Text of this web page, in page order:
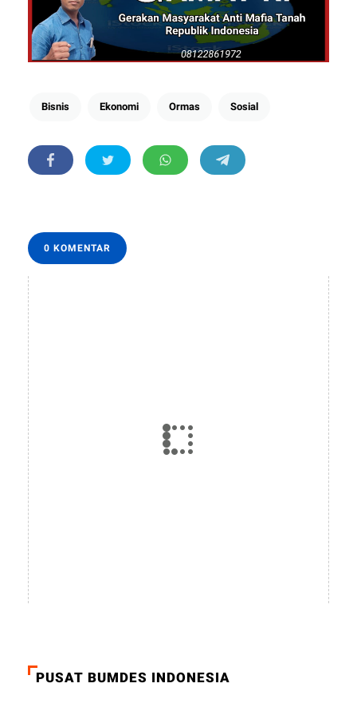
Bisnis Ekonomi Ormas Sosial
0 KOMENTAR
PUSAT BUMDES INDONESIA